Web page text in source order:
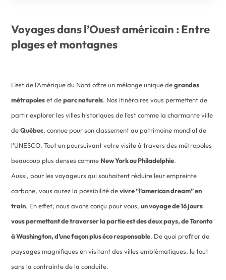
Voyages dans l’Ouest américain : Entre
plages et montagnes
L’est de l’Amérique du Nord offre un mélange unique degrandes
métropoleset deparc naturels. Nos itinéraires vous permettent de
partir explorer les villes historiques de l’est comme la charmante ville
deQuébec, connue pour son classement au patrimoine mondial de
l’UNESCO. Tout en poursuivant votre visite à travers des métropoles
beaucoup plus denses comme New York ou Philadelphie.
Aussi, pour les voyageurs qui souhaitent réduire leur empreinte
carbone, vous aurez la possibilité devivre “l’american dream” en
train. En effet, nous avons conçu pour vous,un voyage de 16 jours
vous permettant de traverser la partie est des deux pays, de Toronto
à Washington, d’une façon plus éco responsable. De quoi profiter de
paysages magnifiques en visitant des villes emblématiques, le tout
sans la contrainte de la conduite.